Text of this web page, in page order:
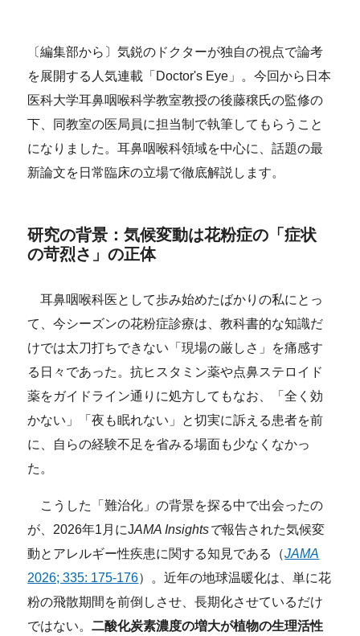
〔編集部から〕気鋭のドクターが独自の視点で論考
を展開する人気連載「Doctor's Eye」。今回から日本
医科大学耳鼻咽喉科学教室教授の後藤穣氏の監修の
下、同教室の医局員に担当制で執筆してもらうこと
になりました。耳鼻咽喉科領域を中心に、話題の最
新論文を日常臨床の立場で徹底解説します。
研究の背景：気候変動は花粉症の「症状
の苛烈さ」の正体
耳鼻咽喉科医として歩み始めたばかりの私にとっ
て、今シーズンの花粉症診療は、教科書的な知識だ
けでは太刀打ちできない「現場の厳しさ」を痛感す
る日々であった。抗ヒスタミン薬や点鼻ステロイド
薬をガイドライン通りに処方してもなお、「全く効
かない」「夜も眠れない」と切実に訴える患者を前
に、自らの経験不足を省みる場面も少なくなかっ
た。
こうした「難治化」の背景を探る中で出会ったの
が、2026年1月にJAMA Insightsで報告された気候変
動とアレルギー性疾患に関する知見である（JAMA
2026; 335: 175-176）。近年の地球温暖化は、単に花
粉の飛散期間を前倒しさせ、長期化させているだけ
ではない。二酸化炭素濃度の増大が植物の生理活性